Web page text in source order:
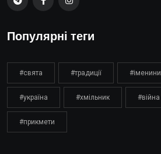
Популярні теги
#свята #традиції #іменини
#україна #хмільник #війна
#прикмети